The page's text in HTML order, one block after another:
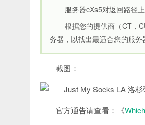
服务器cXs5对返回路径
根据您的提供商（CT，
务器，以找出最适合您的服务
截图：
官方通告请查看：《